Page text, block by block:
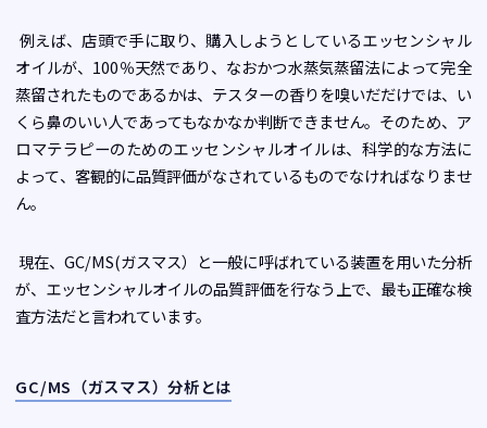
例えば、店頭で手に取り、購入しようとしているエッセンシャル
オイルが、100％天然であり、なおかつ水蒸気蒸留法によって完全
蒸留されたものであるかは、テスターの香りを嗅いだだけでは、い
くら鼻のいい人であってもなかなか判断できません。そのため、ア
ロマテラピーのためのエッセンシャルオイルは、科学的な方法に
よって、客観的に品質評価がなされているものでなければなりませ
ん。
現在、GC/MS(ガスマス）と一般に呼ばれている装置を用いた分析
が、エッセンシャルオイルの品質評価を行なう上で、最も正確な検
査方法だと言われています。
GC/MS（ガスマス）分析とは